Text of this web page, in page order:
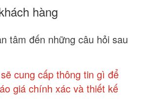
hàng
tâm đến những câu hỏi sau
cung cấp thông tin gì để
giá chính xác và thiết kế